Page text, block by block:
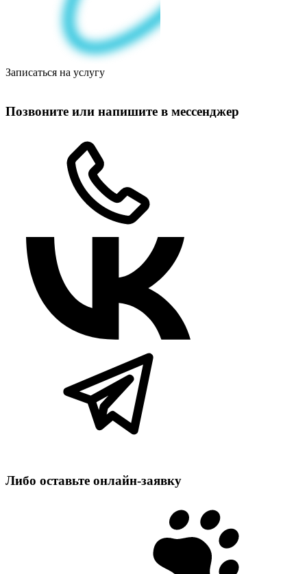
Записаться на услугу
Позвоните или напишите в мессенджер
Либо оставьте онлайн‑заявку